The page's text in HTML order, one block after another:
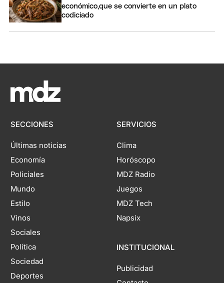
económico,que se convierte en un plato
codiciado
SECCIONES
Últimas noticias
Economía
Policiales
Mundo
Estilo
Vinos
Sociales
Política
Sociedad
Deportes
SERVICIOS
Clima
Horóscopo
MDZ Radio
Juegos
MDZ Tech
Napsix
INSTITUCIONAL
Publicidad